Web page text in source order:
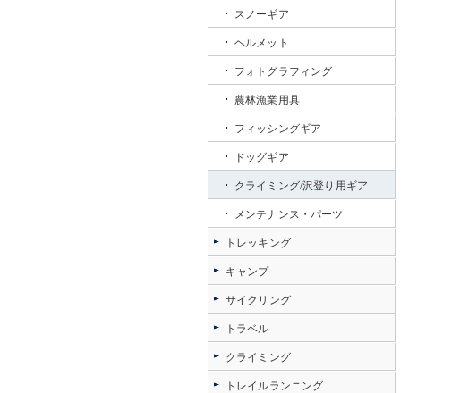
スノーギア
ヘルメット
フォトグラフィング
農林漁業用具
フィッシングギア
ドッグギア
クライミング/沢登り用ギア
メンテナンス・パーツ
トレッキング
キャンプ
サイクリング
トラベル
クライミング
トレイルランニング